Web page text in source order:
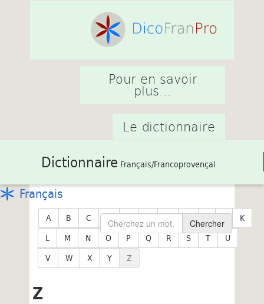
Pour en savoir
plus...
Le dictionnaire
Dictionnaire Français/Francoprovençal
Français
Chercher
A B C D E F G H I J
K
L
M N O P Q R S T
U
V
W X Y Z
Z